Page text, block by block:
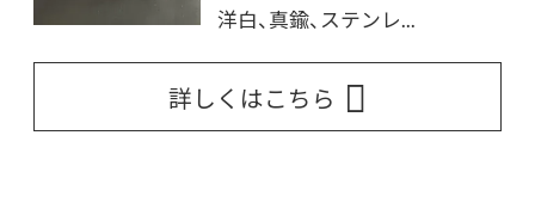
洋白、真鍮、ステンレ...
詳しくはこちら